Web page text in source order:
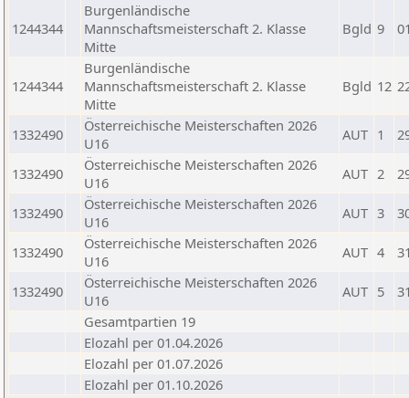
1244344
Burgenländische
Mannschaftsmeisterschaft 2. Klasse
Mitte
Bgld 9
1244344
Burgenländische
Mannschaftsmeisterschaft 2. Klasse
Mitte
Bgld 12
1332490
Österreichische Meisterschaften 2026
U16
AUT 1
1332490
Österreichische Meisterschaften 2026
U16
AUT 2
1332490
Österreichische Meisterschaften 2026
U16
AUT 3
1332490
Österreichische Meisterschaften 2026
U16
AUT 4
1332490
Österreichische Meisterschaften 2026
U16
AUT 5
Gesamtpartien 19
Elozahl per 01.04.2026
Elozahl per 01.07.2026
Elozahl per 01.10.2026